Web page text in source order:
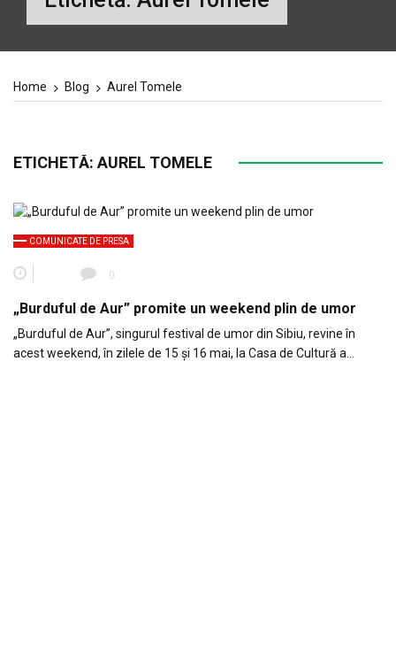
Home Blog Aurel Tomele
ETICHETĂ: AUREL TOMELE
COMUNICATE DE PRESA
0
„Burduful de Aur” promite un weekend plin de umor
„Burduful de Aur”, singurul festival de umor din Sibiu, revine în
acest weekend, în zilele de 15 și 16 mai, la Casa de Cultură a…